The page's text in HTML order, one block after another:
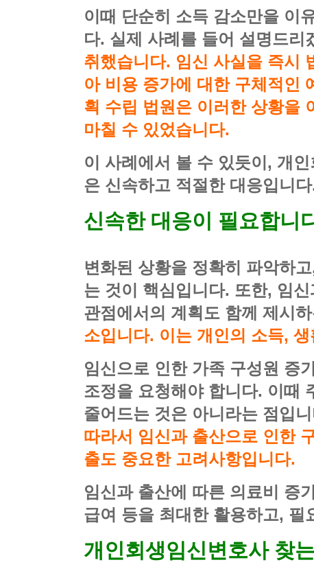
이때 단순히 소득 감소만을 이
다. 실제 사례를 들어 설명드리
취했습니다. 임신 사실을 즉시
아 비용 증가에 대한 구체적인
획 수립 법원은 이러한 상황을
마칠 수 있었습니다.
이 사례에서 볼 수 있듯이, 개
은 신속하고 적절한 대응입니다
신속한 대응이 필요합니
변화된 상황을 정확히 파악하
는 것이 핵심입니다. 또한, 임
관점에서의 계획도 함께 제시
소입니다. 이는 개인의 소득,
임신으로 인한 가족 구성원 증
조정을 요청해야 합니다. 이때
줄어드는 것은 아니라는 점입
따라서 임신과 출산으로 인한
출도 중요한 고려사항입니다.
임신과 출산에 따른 의료비 증
급여 등을 최대한 활용하고, 필
개인회생임신변호사 찾